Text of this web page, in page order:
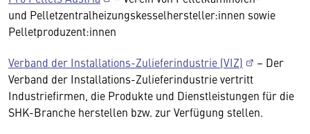
und Pelletzentralheizungskesselhersteller:innen sowie
Pelletproduzent:innen
Verband der Installations-Zulieferindustrie (VIZ)
– Der
Verband der Installations-Zulieferindustrie vertritt
Industriefirmen, die Produkte und Dienstleistungen für die
SHK-Branche herstellen bzw. zur Verfügung stellen.